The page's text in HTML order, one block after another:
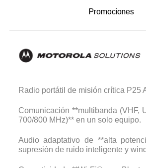
Promociones
Radio portátil de misión crítica P25
Comunicación **multibanda (VHF,
700/800 MHz)** en un solo equipo.
Audio adaptativo de **alta
supresión de ruido inteligente y